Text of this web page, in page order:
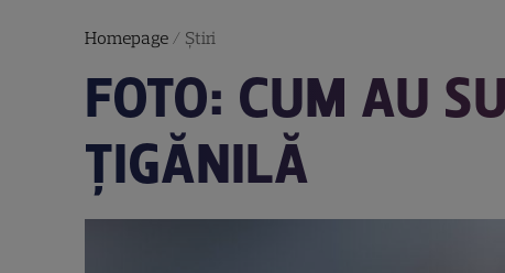
Homepage/ Știri
FOTO: CUM AU
ȚIGĂNILĂ